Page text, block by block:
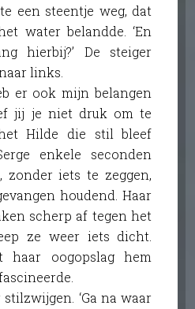
een steentje weg, dat
water belandde. ‘En
hierbij?’ De steiger
links.
er ook mijn belangen
jij je niet druk om te
Hilde die stil bleef
enkele seconden
zonder iets te zeggen,
houdend. Haar
scherp af tegen het
ze weer iets dicht.
haar oogopslag hem
‘Ga na waar